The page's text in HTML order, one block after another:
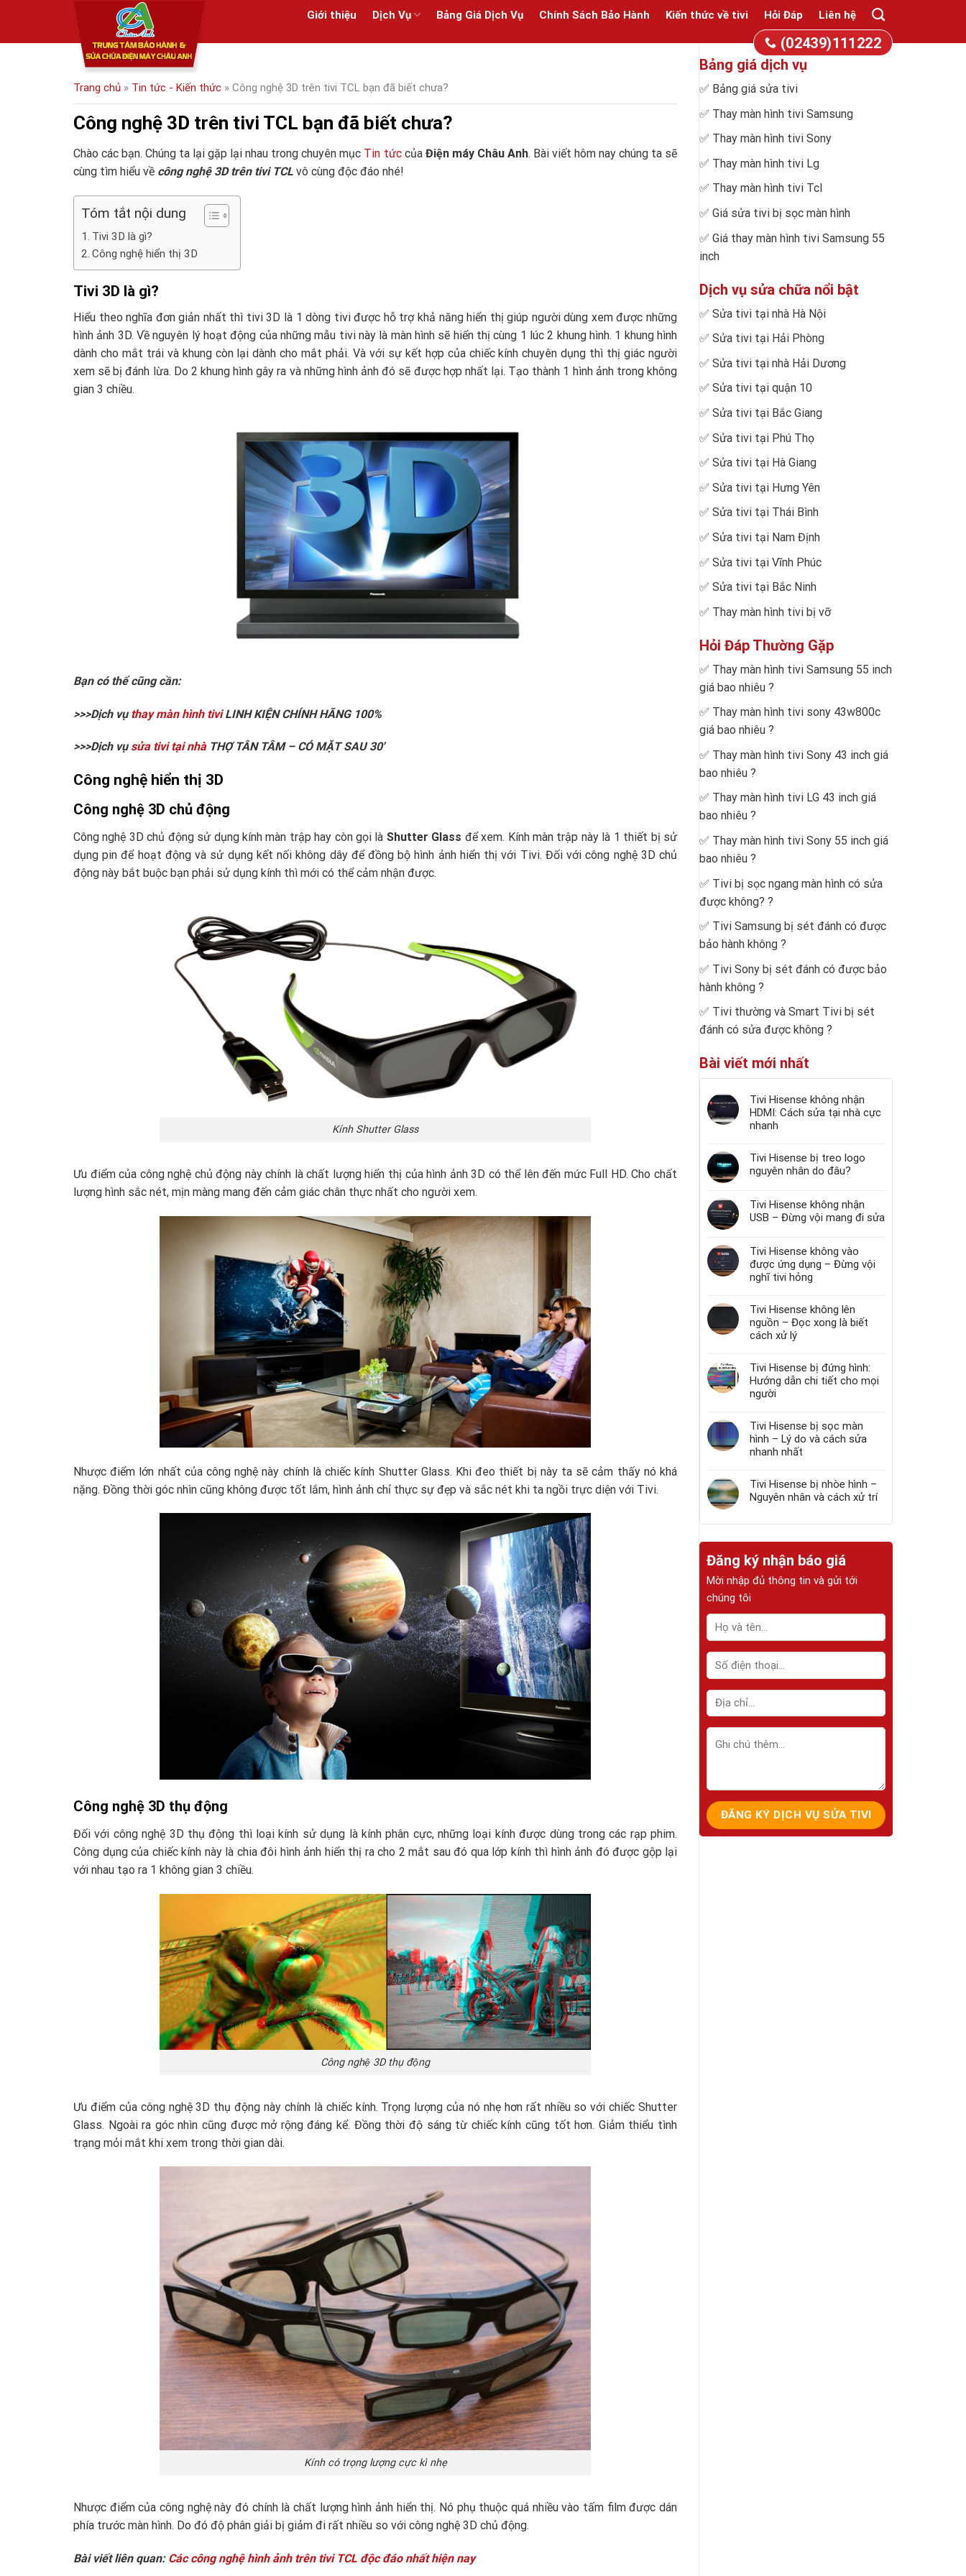
content
Giới thiệu Dịch Vụ Bảng Giá Dịch Vụ Chính Sách Bảo Hành Kiến thức về tivi Hỏi Đáp Liên hệ
(02439)111222
Trang chủ » Tin tức - Kiến thức » Công nghệ 3D trên tivi TCL bạn đã biết chưa?
Công nghệ 3D trên tivi TCL bạn đã biết chưa?
Chào các bạn. Chúng ta lại gặp lại nhau trong chuyên mục Tin tứccủa Điện máy Châu Anh. Bài viết hôm nay chúng ta sẽ
cùng tìm hiểu về công nghệ 3D trên tivi TCL vô cùng độc đáo nhé!
Tóm tắt nội dung
Tivi 3D là gì?
Công nghệ hiển thị 3D
Tivi 3D là gì?
Hiểu theo nghĩa đơn giản nhất thì tivi 3D là 1 dòng tivi được hỗ trợ khả năng hiển thị giúp người dùng xem được những
hình ảnh 3D. Về nguyên lý hoạt động của những mẫu tivi này là màn hình sẽ hiển thị cùng 1 lúc 2 khung hình. 1 khung hình
dành cho mắt trái và khung còn lại dành cho mắt phải. Và với sự kết hợp của chiếc kính chuyên dụng thì thị giác người
xem sẽ bị đánh lừa. Do 2 khung hình gây ra và những hình ảnh đó sẽ được hợp nhất lại. Tạo thành 1 hình ảnh trong không
gian 3 chiều.
Bạn có thể cũng cần:
>>>Dịch vụ thay màn hình tiviLINH KIỆN CHÍNH HÃNG 100%
>>>Dịch vụ sửa tivi tại nhàTHỢ TÂN TÂM – CÓ MẶT SAU 30′
Công nghệ hiển thị 3D
Công nghệ 3D chủ động
Công nghệ 3D chủ động sử dụng kính màn trập hay còn gọi là Shutter Glass để xem. Kính màn trập này là 1 thiết bị sử
dụng pin để hoạt động và sử dụng kết nối không dây để đồng bộ hình ảnh hiển thị với Tivi. Đối với công nghệ 3D chủ
động này bắt buộc bạn phải sử dụng kính thì mới có thể cảm nhận được.
Kính Shutter Glass
Ưu điểm của công nghệ chủ động này chính là chất lượng hiển thị của hình ảnh 3D có thể lên đến mức Full HD. Cho chất
lượng hình sắc nét, mịn màng mang đến cảm giác chân thực nhất cho người xem.
Nhược điểm lớn nhất của công nghệ này chính là chiếc kính Shutter Glass. Khi đeo thiết bị này ta sẽ cảm thấy nó khá
nặng. Đồng thời góc nhìn cũng không được tốt lắm, hình ảnh chỉ thực sự đẹp và sắc nét khi ta ngồi trực diện với Tivi.
Công nghệ 3D thụ động
Đối với công nghệ 3D thụ động thì loại kính sử dụng là kính phân cực, những loại kính được dùng trong các rạp phim.
Công dụng của chiếc kính này là chia đôi hình ảnh hiển thị ra cho 2 mắt sau đó qua lớp kính thì hình ảnh đó được gộp lại
với nhau tạo ra 1 không gian 3 chiều.
Công nghệ 3D thụ động
Ưu điểm của công nghệ 3D thụ động này chính là chiếc kính. Trọng lượng của nó nhẹ hơn rất nhiều so với chiếc Shutter
Glass. Ngoài ra góc nhìn cũng được mở rộng đáng kể. Đồng thời độ sáng từ chiếc kính cũng tốt hơn. Giảm thiểu tình
trạng mỏi mắt khi xem trong thời gian dài.
Kính có trọng lượng cực kì nhẹ
Nhược điểm của công nghệ này đó chính là chất lượng hình ảnh hiển thị. Nó phụ thuộc quá nhiều vào tấm film được dán
phía trước màn hình. Do đó độ phân giải bị giảm đi rất nhiều so với công nghệ 3D chủ động.
Bài viết liên quan: Các công nghệ hình ảnh trên tivi TCL độc đáo nhất hiện nay
Bảng giá dịch vụ
✅ Bảng giá sửa tivi
✅ Thay màn hình tivi Samsung
✅ Thay màn hình tivi Sony
✅ Thay màn hình tivi Lg
✅ Thay màn hình tivi Tcl
✅ Giá sửa tivi bị sọc màn hình
✅ Giá thay màn hình tivi Samsung 55
inch
Dịch vụ sửa chữa nổi bật
✅ Sửa tivi tại nhà Hà Nội
✅ Sửa tivi tại Hải Phòng
✅ Sửa tivi tại nhà Hải Dương
✅ Sửa tivi tại quận 10
✅ Sửa tivi tại Bắc Giang
✅ Sửa tivi tại Phú Thọ
✅ Sửa tivi tại Hà Giang
✅ Sửa tivi tại Hưng Yên
✅ Sửa tivi tại Thái Bình
✅ Sửa tivi tại Nam Định
✅ Sửa tivi tại Vĩnh Phúc
✅ Sửa tivi tại Bắc Ninh
✅ Thay màn hình tivi bị vỡ
Hỏi Đáp Thường Gặp
✅ Thay màn hình tivi Samsung 55 inch
giá bao nhiêu ?
✅ Thay màn hình tivi sony 43w800c
giá bao nhiêu ?
✅ Thay màn hình tivi Sony 43 inch giá
bao nhiêu ?
✅ Thay màn hình tivi LG 43 inch giá
bao nhiêu ?
✅ Thay màn hình tivi Sony 55 inch giá
bao nhiêu ?
✅ Tivi bị sọc ngang màn hình có sửa
được không? ?
✅ Tivi Samsung bị sét đánh có được
bảo hành không ?
✅ Tivi Sony bị sét đánh có được bảo
hành không ?
✅ Tivi thường và Smart Tivi bị sét
đánh có sửa được không ?
Bài viết mới nhất
Tivi Hisense không nhận
HDMI: Cách sửa tại nhà cực
nhanh
Tivi Hisense bị treo logo
nguyên nhân do đâu?
Tivi Hisense không nhận
USB – Đừng vội mang đi sửa
Tivi Hisense không vào
được ứng dụng – Đừng vội
nghĩ tivi hỏng
Tivi Hisense không lên
nguồn – Đọc xong là biết
cách xử lý
Tivi Hisense bị đứng hình:
Hướng dẫn chi tiết cho mọi
người
Tivi Hisense bị sọc màn
hình – Lý do và cách sửa
nhanh nhất
Tivi Hisense bị nhòe hình –
Nguyên nhân và cách xử trí
Đăng ký nhận báo giá
Mời nhập đủ thông tin và gửi tới
chúng tôi